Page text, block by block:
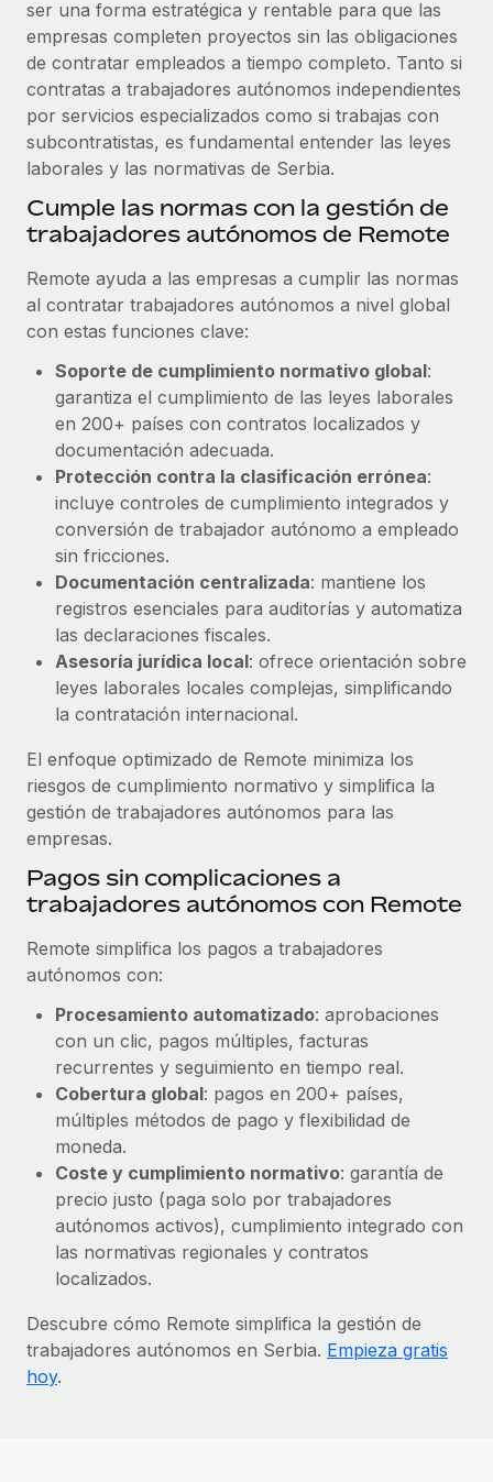
SERVICIOS
Pregunta a un experto
Obtén ayuda de gente experta en RR. HH. globales
y cumplimiento normativo.
Comprobaciones de antecedentes
Cumplimiento normativo
normativo.
Gestión de dispositivos
Proporciona dispositivos tecnológicos y contrólalos
en todo el mundo.
Apertura de entidades
Abre entidades conforme a la legalidad enseguida.
Movilidad y reubicación
Reubica a los empleados con facilidad.
Prestaciones
Gestiona las prestaciones de los empleados sin
complicaciones.
Consultoría de integraciones y automatización con IA.
CASOS PRÁCTICOS
Obtén ayuda
Consulta todos los recursos
Nómina global
EOR y PEO
Impuestos
BLOG
Novedades de producto de Remote:
Integraciones con Gusto y Xero y Contractor
Management Plus
La misión de Remote sigue siendo ayudar a empresas de
todos los tamaños a contratar, gestionar y...
Más información
Pento se convierte en un empleador equitativo
con Remote
Gestionar las nóminas internamente es complicado. Tardas
semanas en hacerlo manualmente y, al mes...
Más información
ser una forma estratégica y rentable para que las
empresas completen proyectos sin las obligaciones
de contratar empleados a tiempo completo. Tanto si
contratas a trabajadores autónomos independientes
por servicios especializados como si trabajas con
subcontratistas, es fundamental entender las leyes
laborales y las normativas de Serbia.
Cumple las normas con la gestión de
trabajadores autónomos de Remote
Remote ayuda a las empresas a cumplir las normas
al contratar trabajadores autónomos a nivel global
con estas funciones clave:
Soporte de cumplimiento normativo global:
garantiza el cumplimiento de las leyes laborales
en 200+ países con contratos localizados y
documentación adecuada.
Protección contra la clasificación errónea:
incluye controles de cumplimiento integrados y
conversión de trabajador autónomo a empleado
sin fricciones.
Documentación centralizada: mantiene los
registros esenciales para auditorías y automatiza
las declaraciones fiscales.
Asesoría jurídica local: ofrece orientación sobre
leyes laborales locales complejas, simplificando
la contratación internacional.
El enfoque optimizado de Remote minimiza los
riesgos de cumplimiento normativo y simplifica la
gestión de trabajadores autónomos para las
empresas.
Pagos sin complicaciones a
trabajadores autónomos con Remote
Remote simplifica los pagos a trabajadores
autónomos con:
Procesamiento automatizado: aprobaciones
con un clic, pagos múltiples, facturas
recurrentes y seguimiento en tiempo real.
Cobertura global: pagos en 200+ países,
múltiples métodos de pago y flexibilidad de
moneda.
Coste y cumplimiento normativo: garantía de
precio justo (paga solo por trabajadores
autónomos activos), cumplimiento integrado con
las normativas regionales y contratos
localizados.
Descubre cómo Remote simplifica la gestión de
trabajadores autónomos en Serbia. Empieza gratis
hoy.